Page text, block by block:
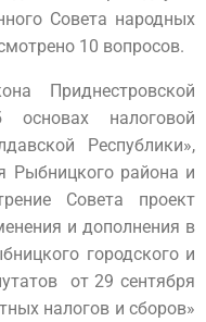
Совета народных
10 вопросов.
Приднестровской
основах налоговой
Республики»,
Рыбницкого района и
Совета проект
и дополнения в
городского и
от 29 сентября
налогов и сборов»